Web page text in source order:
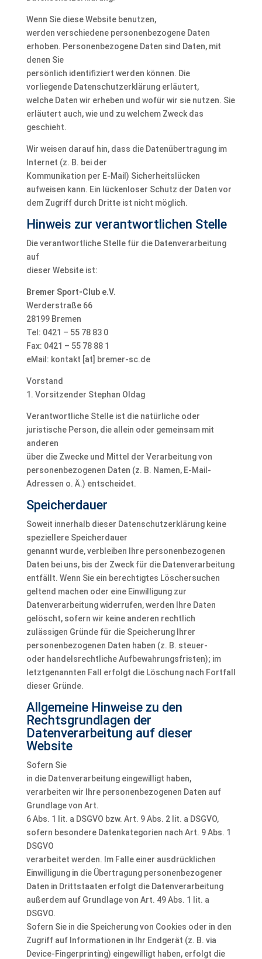
Wenn Sie diese Website benutzen,
werden verschiedene personenbezogene Daten
erhoben. Personenbezogene Daten sind Daten, mit
denen Sie
persönlich identifiziert werden können. Die
vorliegende Datenschutzerklärung erläutert,
welche Daten wir erheben und wofür wir sie nutzen. Sie
erläutert auch, wie und zu welchem Zweck das
geschieht.
Wir weisen darauf hin, dass die Datenübertragung im
Internet (z. B. bei der
Kommunikation per E-Mail) Sicherheitslücken
aufweisen kann. Ein lückenloser Schutz der Daten vor
dem Zugriff durch Dritte ist nicht möglich.
Hinweis zur verantwortlichen Stelle
Die verantwortliche Stelle für die Datenverarbeitung
auf
dieser Website ist:
Bremer Sport-Club e.V.
Werderstraße 66
28199 Bremen
Tel: 0421 – 55 78 83 0
Fax: 0421 – 55 78 88 1
eMail: kontakt [at] bremer-sc.de
Vorstand
1. Vorsitzender Stephan Oldag
Verantwortliche Stelle ist die natürliche oder
juristische Person, die allein oder gemeinsam mit
anderen
über die Zwecke und Mittel der Verarbeitung von
personenbezogenen Daten (z. B. Namen, E-Mail-
Adressen o. Ä.) entscheidet.
Speicherdauer
Soweit innerhalb dieser Datenschutzerklärung keine
speziellere Speicherdauer
genannt wurde, verbleiben Ihre personenbezogenen
Daten bei uns, bis der Zweck für die Datenverarbeitung
entfällt. Wenn Sie ein berechtigtes Löschersuchen
geltend machen oder eine Einwilligung zur
Datenverarbeitung widerrufen, werden Ihre Daten
gelöscht, sofern wir keine anderen rechtlich
zulässigen Gründe für die Speicherung Ihrer
personenbezogenen Daten haben (z. B. steuer-
oder handelsrechtliche Aufbewahrungsfristen); im
letztgenannten Fall erfolgt die Löschung nach Fortfall
dieser Gründe.
Allgemeine Hinweise zu den
Rechtsgrundlagen der
Datenverarbeitung auf dieser
Website
Sofern Sie
in die Datenverarbeitung eingewilligt haben,
verarbeiten wir Ihre personenbezogenen Daten auf
Grundlage von Art.
6 Abs. 1 lit. a DSGVO bzw. Art. 9 Abs. 2 lit. a DSGVO,
sofern besondere Datenkategorien nach Art. 9 Abs. 1
DSGVO
verarbeitet werden. Im Falle einer ausdrücklichen
Einwilligung in die Übertragung personenbezogener
Daten in Drittstaaten erfolgt die Datenverarbeitung
außerdem auf Grundlage von Art. 49 Abs. 1 lit. a
DSGVO.
Sofern Sie in die Speicherung von Cookies oder in den
Zugriff auf Informationen in Ihr Endgerät (z. B. via
Device-Fingerprinting) eingewilligt haben, erfolgt die